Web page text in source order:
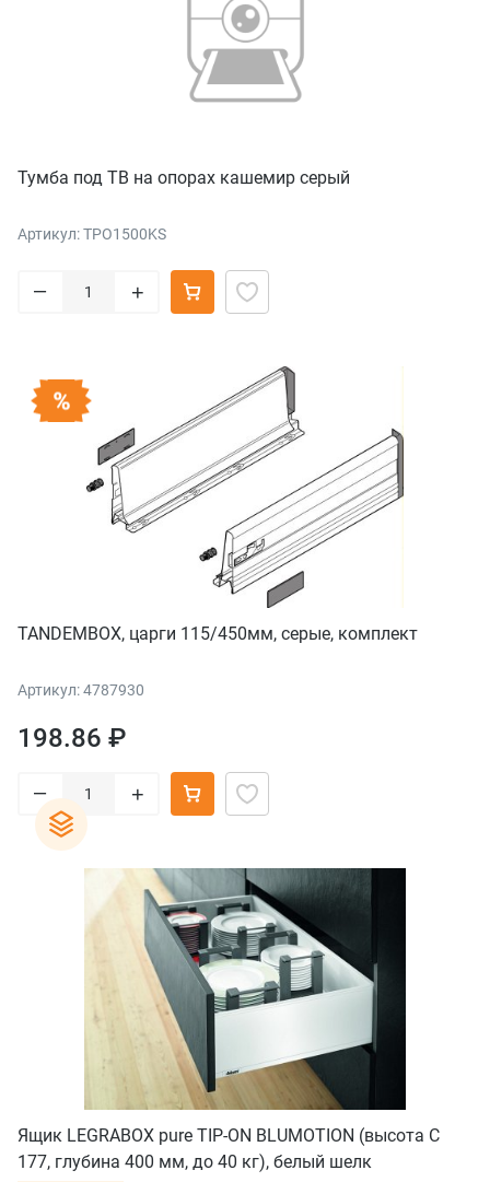
Тумба под ТВ на опорах кашемир серый
Артикул: TPO1500KS
– +
TANDEMBOX, царги 115/450мм, серые, комплект
Артикул: 4787930
198.86 ₽
– +
Ящик LEGRABOX pure TIP-ON BLUMOTION (высота C
177, глубина 400 мм, до 40 кг), белый шелк